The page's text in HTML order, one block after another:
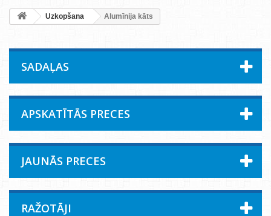
Uzkopšana Alumīnija kāts
SADAĻAS
APSKATĪTĀS PRECES
JAUNĀS PRECES
RAŽOTĀJI